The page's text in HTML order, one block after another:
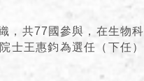
，共77國參與，在生物科
士王惠鈞為選任（下任）